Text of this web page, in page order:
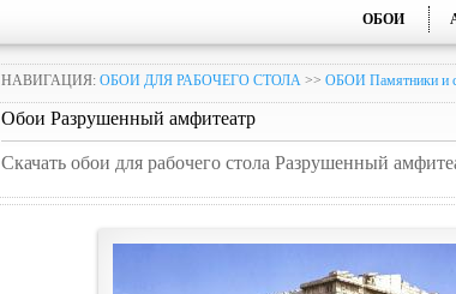
ОБОИ
НАВИГАЦИЯ: ОБОИ ДЛЯ РАБОЧЕГО СТОЛА >> ОБОИ Памятники и
Обои Разрушенный амфитеатр
Скачать обои для рабочего стола Разрушенный